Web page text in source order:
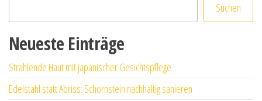
Suchen
Neueste Einträge
Strahlende Haut mit japanischer Gesichtspflege
Edelstahl statt Abriss: Schornstein nachhaltig sanieren